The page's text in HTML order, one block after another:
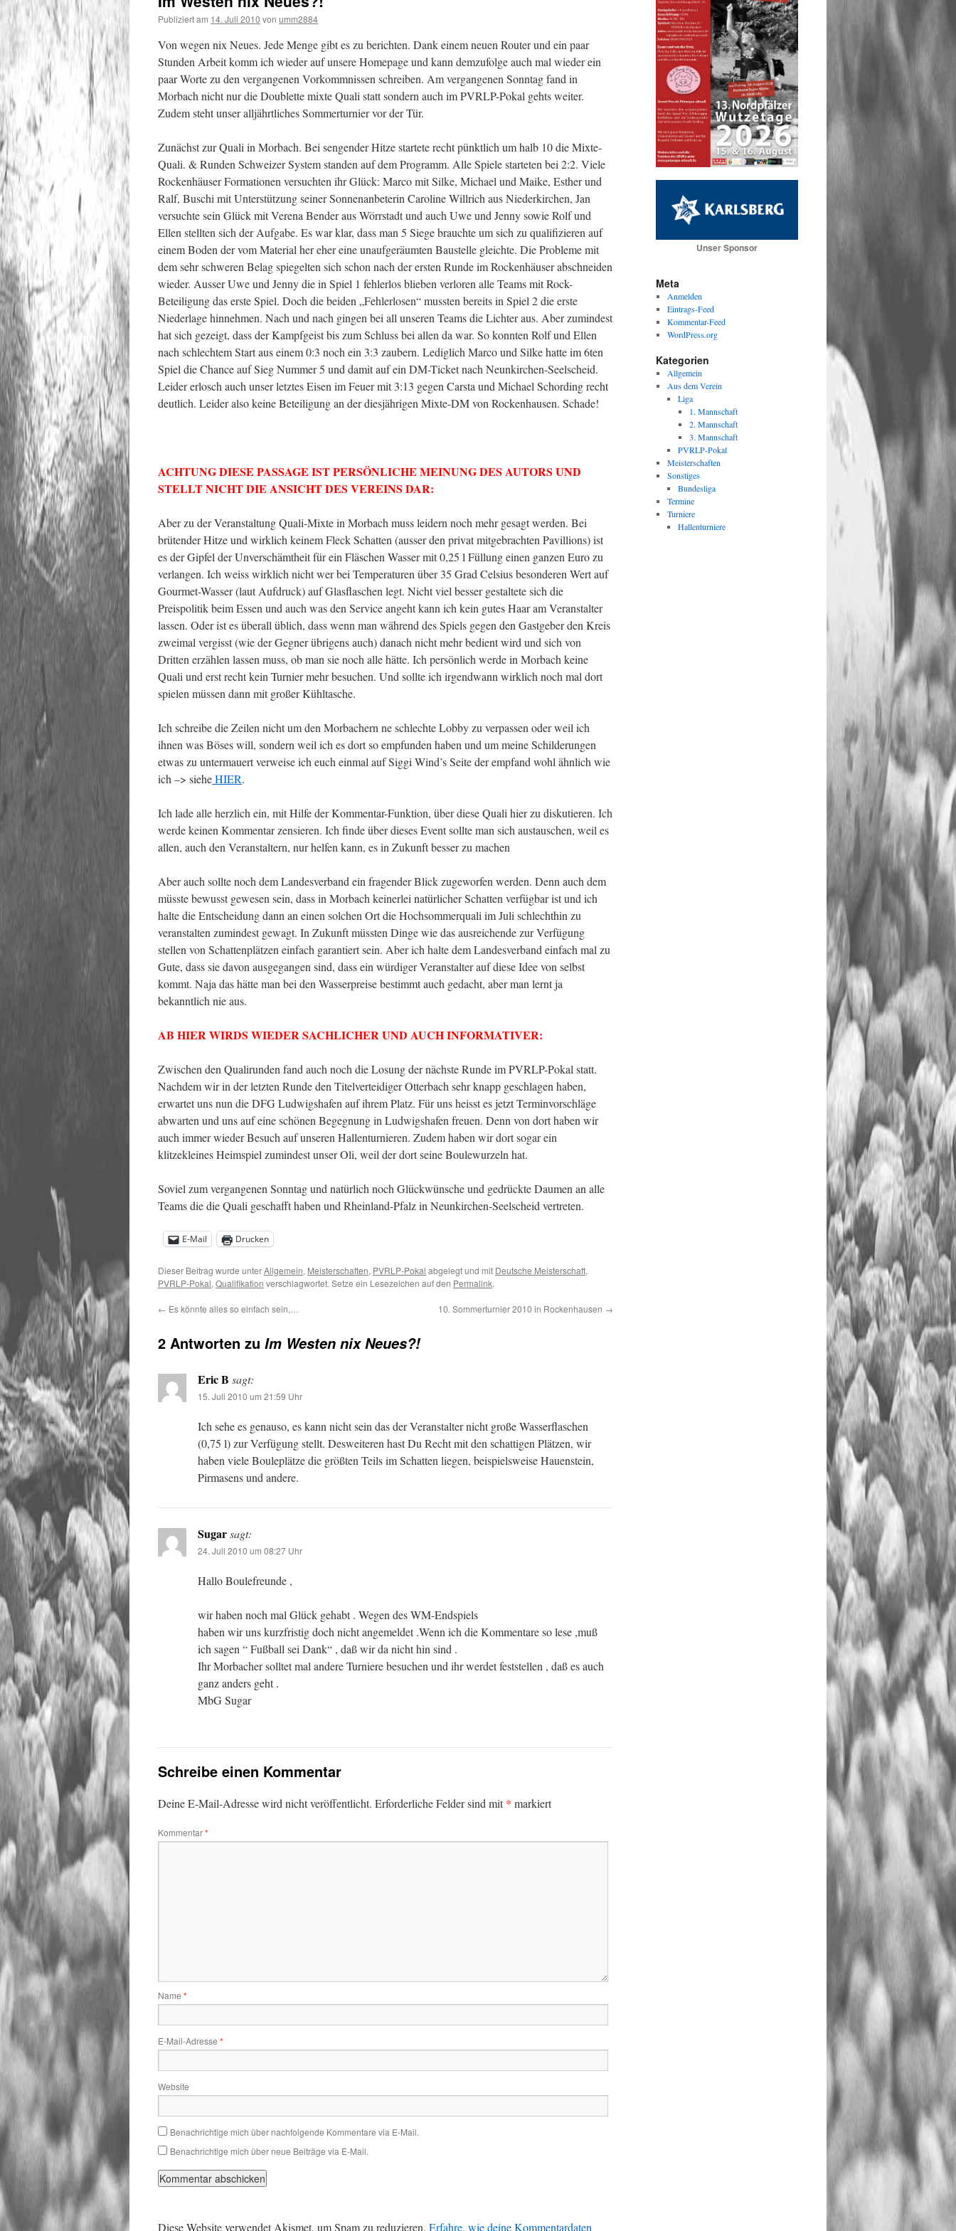
Publiziert am 14. Juli 2010 von umm2884
Von wegen nix Neues. Jede Menge gibt es zu berichten. Dank einem neuen Router und ein paar
Stunden Arbeit komm ich wieder auf unsere Homepage und kann demzufolge auch mal wieder ein
paar Worte zu den vergangenen Vorkommnissen schreiben. Am vergangenen Sonntag fand in
Morbach nicht nur die Doublette mixte Quali statt sondern auch im PVRLP-Pokal gehts weiter.
Zudem steht unser alljährtliches Sommerturnier vor der Tür.
Zunächst zur Quali in Morbach. Bei sengender Hitze startete recht pünktlich um halb 10 die Mixte-
Quali. & Runden Schweizer System standen auf dem Programm. Alle Spiele starteten bei 2:2. Viele
Rockenhäuser Formationen versuchten ihr Glück: Marco mit Silke, Michael und Maike, Esther und
Ralf, Buschi mit Unterstützung seiner Sonnenanbeterin Caroline Willrich aus Niederkirchen, Jan
versuchte sein Glück mit Verena Bender aus Wörrstadt und auch Uwe und Jenny sowie Rolf und
Ellen stellten sich der Aufgabe. Es war klar, dass man 5 Siege brauchte um sich zu qualifizieren auf
einem Boden der vom Material her eher eine unaufgeräumten Baustelle gleichte. Die Probleme mit
dem sehr schweren Belag spiegelten sich schon nach der ersten Runde im Rockenhäuser abschneiden
wieder. Ausser Uwe und Jenny die in Spiel 1 fehlerlos blieben verloren alle Teams mit Rock-
Beteiligung das erste Spiel. Doch die beiden „Fehlerlosen“ mussten bereits in Spiel 2 die erste
Niederlage hinnehmen. Nach und nach gingen bei all unseren Teams die Lichter aus. Aber zumindest
hat sich gezeigt, dass der Kampfgeist bis zum Schluss bei allen da war. So konnten Rolf und Ellen
nach schlechtem Start aus einem 0:3 noch ein 3:3 zaubern. Lediglich Marco und Silke hatte im 6ten
Spiel die Chance auf Sieg Nummer 5 und damit auf ein DM-Ticket nach Neunkirchen-Seelscheid.
Leider erlosch auch unser letztes Eisen im Feuer mit 3:13 gegen Carsta und Michael Schording recht
deutlich. Leider also keine Beteiligung an der diesjährigen Mixte-DM von Rockenhausen. Schade!
ACHTUNG DIESE PASSAGE IST PERSÖNLICHE MEINUNG DES AUTORS UND
STELLT NICHT DIE ANSICHT DES VEREINS DAR:
Aber zu der Veranstaltung Quali-Mixte in Morbach muss leidern noch mehr gesagt werden. Bei
brütender Hitze und wirklich keinem Fleck Schatten (ausser den privat mitgebrachten Pavillions) ist
es der Gipfel der Unverschämtheit für ein Fläschen Wasser mit 0,25 l Füllung einen ganzen Euro zu
verlangen. Ich weiss wirklich nicht wer bei Temperaturen über 35 Grad Celsius besonderen Wert auf
Gourmet-Wasser (laut Aufdruck) auf Glasflaschen legt. Nicht viel besser gestaltete sich die
Preispolitik beim Essen und auch was den Service angeht kann ich kein gutes Haar am Veranstalter
lassen. Oder ist es überall üblich, dass wenn man während des Spiels gegen den Gastgeber den Kreis
zweimal vergisst (wie der Gegner übrigens auch) danach nicht mehr bedient wird und sich von
Dritten erzählen lassen muss, ob man sie noch alle hätte. Ich persönlich werde in Morbach keine
Quali und erst recht kein Turnier mehr besuchen. Und sollte ich irgendwann wirklich noch mal dort
spielen müssen dann mit großer Kühltasche.
Ich schreibe die Zeilen nicht um den Morbachern ne schlechte Lobby zu verpassen oder weil ich
ihnen was Böses will, sondern weil ich es dort so empfunden haben und um meine Schilderungen
etwas zu untermauert verweise ich euch einmal auf Siggi Wind’s Seite der empfand wohl ähnlich wie
ich –> sieheHIER.
Ich lade alle herzlich ein, mit Hilfe der Kommentar-Funktion, über diese Quali hier zu diskutieren. Ich
werde keinen Kommentar zensieren. Ich finde über dieses Event sollte man sich austauschen, weil es
allen, auch den Veranstaltern, nur helfen kann, es in Zukunft besser zu machen
Aber auch sollte noch dem Landesverband ein fragender Blick zugeworfen werden. Denn auch dem
müsste bewusst gewesen sein, dass in Morbach keinerlei natürlicher Schatten verfügbar ist und ich
halte die Entscheidung dann an einen solchen Ort die Hochsommerquali im Juli schlechthin zu
veranstalten zumindest gewagt. In Zukunft müssten Dinge wie das ausreichende zur Verfügung
stellen von Schattenplätzen einfach garantiert sein. Aber ich halte dem Landesverband einfach mal zu
Gute, dass sie davon ausgegangen sind, dass ein würdiger Veranstalter auf diese Idee von selbst
kommt. Naja das hätte man bei den Wasserpreise bestimmt auch gedacht, aber man lernt ja
bekanntlich nie aus.
AB HIER WIRDS WIEDER SACHLICHER UND AUCH INFORMATIVER:
Zwischen den Qualirunden fand auch noch die Losung der nächste Runde im PVRLP-Pokal statt.
Nachdem wir in der letzten Runde den Titelverteidiger Otterbach sehr knapp geschlagen haben,
erwartet uns nun die DFG Ludwigshafen auf ihrem Platz. Für uns heisst es jetzt Terminvorschläge
abwarten und uns auf eine schönen Begegnung in Ludwigshafen freuen. Denn von dort haben wir
auch immer wieder Besuch auf unseren Hallenturnieren. Zudem haben wir dort sogar ein
klitzekleines Heimspiel zumindest unser Oli, weil der dort seine Boulewurzeln hat.
Soviel zum vergangenen Sonntag und natürlich noch Glückwünsche und gedrückte Daumen an alle
Teams die die Quali geschafft haben und Rheinland-Pfalz in Neunkirchen-Seelscheid vertreten.
E-Mail Drucken
Dieser Beitrag wurde unterAllgemein, Meisterschaften, PVRLP-Pokal abgelegt und mit Deutsche Meisterschaft,
PVRLP-Pokal, Qualifikation verschlagwortet. Setze ein Lesezeichen auf den Permalink.
← Es könnte alles so einfach sein,… 10. Sommerturnier 2010 in Rockenhausen →
2 Antworten zu Im Westen nix Neues?!
Eric B sagt:
15. Juli 2010 um 21:59 Uhr
Ich sehe es genauso, es kann nicht sein das der Veranstalter nicht große Wasserflaschen
(0,75 l) zur Verfügung stellt. Desweiteren hast Du Recht mit den schattigen Plätzen, wir
haben viele Bouleplätze die größten Teils im Schatten liegen, beispielsweise Hauenstein,
Pirmasens und andere.
Sugarsagt:
24. Juli 2010 um 08:27 Uhr
Hallo Boulefreunde ,
wir haben noch mal Glück gehabt . Wegen des WM-Endspiels
haben wir uns kurzfristig doch nicht angemeldet .Wenn ich die Kommentare so lese ,muß
ich sagen “ Fußball sei Dank“ , daß wir da nicht hin sind .
Ihr Morbacher solltet mal andere Turniere besuchen und ihr werdet feststellen , daß es auch
ganz anders geht .
MbG Sugar
Schreibe einen Kommentar
Deine E-Mail-Adresse wird nicht veröffentlicht. Erforderliche Felder sind mit* markiert
Kommentar*
Name *
E-Mail-Adresse *
Website
Benachrichtige mich über nachfolgende Kommentare via E-Mail.
Benachrichtige mich über neue Beiträge via E-Mail.
Diese Website verwendet Akismet, um Spam zu reduzieren. Erfahre, wie deine Kommentardaten
Unser Sponsor
Meta
Anmelden
Eintrags-Feed
Kommentar-Feed
WordPress.org
Kategorien
Allgemein
Aus dem Verein
Liga
1. Mannschaft
2. Mannschaft
3. Mannschaft
PVRLP-Pokal
Meisterschaften
Sonstiges
Bundesliga
Termine
Turniere
Hallenturniere